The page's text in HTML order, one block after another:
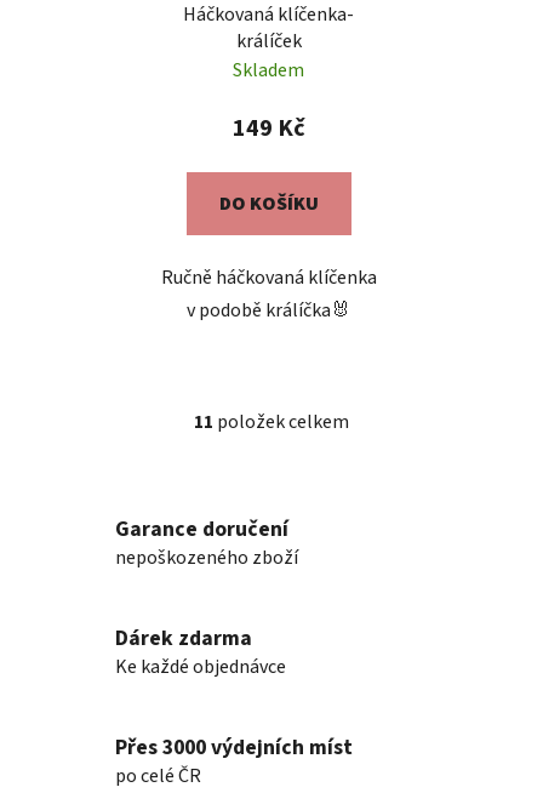
Háčkovaná klíčenka-
králíček
Skladem
149 Kč
DO KOŠÍKU
Ručně háčkovaná klíčenka
v podobě králíčka🐰
O
d
a
r
y
11 položek celkem
Garance doručení
nepoškozeného zboží
Dárek zdarma
Ke každé objednávce
Přes 3000 výdejních míst
po celé ČR